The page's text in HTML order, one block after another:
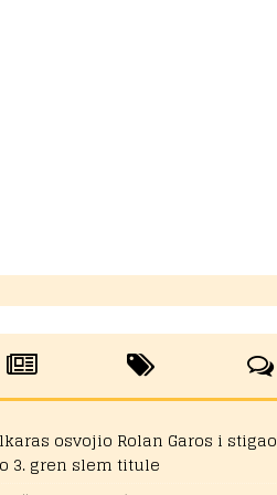
osvojio Rolan Garos i stigao
3. gren slem titule